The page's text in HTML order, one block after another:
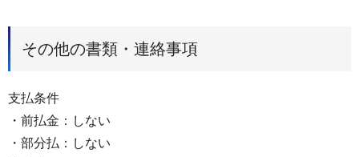
その他の書類・連絡事項
⽀払条件
・前払⾦：しない
・部分払：しない